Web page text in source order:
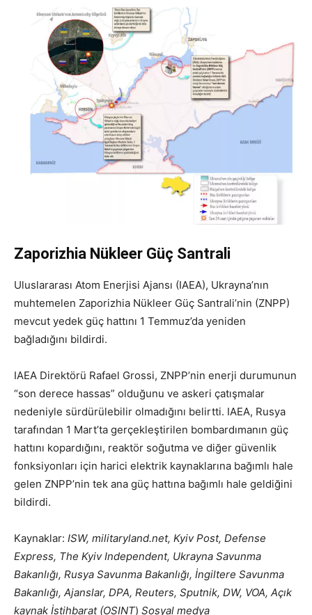
Zaporizhia Nükleer Güç Santrali
Uluslararası Atom Enerjisi Ajansı (IAEA), Ukrayna’nın
muhtemelen Zaporizhia Nükleer Güç Santrali’nin (ZNPP)
mevcut yedek güç hattını 1 Temmuz’da yeniden
bağladığını bildirdi.
IAEA Direktörü Rafael Grossi, ZNPP’nin enerji durumunun
“son derece hassas” olduğunu ve askeri çatışmalar
nedeniyle sürdürülebilir olmadığını belirtti. IAEA, Rusya
tarafından 1 Mart’ta gerçekleştirilen bombardımanın güç
hattını kopardığını, reaktör soğutma ve diğer güvenlik
fonksiyonları için harici elektrik kaynaklarına bağımlı hale
gelen ZNPP’nin tek ana güç hattına bağımlı hale geldiğini
bildirdi.
Kaynaklar: ISW, militaryland.net, Kyiv Post, Defense
Express, The Kyiv Independent, Ukrayna Savunma
Bakanlığı, Rusya Savunma Bakanlığı, İngiltere Savunma
Bakanlığı, Ajanslar, DPA, Reuters, Sputnik, DW, VOA, Açık
kaynak İstihbarat (OSINT) Sosyal medya